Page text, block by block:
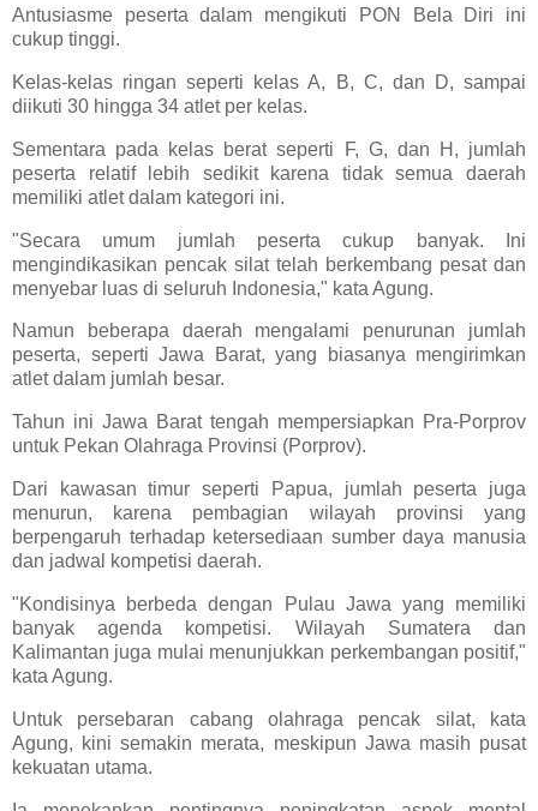
Antusiasme peserta dalam mengikuti PON Bela Diri ini
cukup tinggi.
Kelas-kelas ringan seperti kelas A, B, C, dan D, sampai
diikuti 30 hingga 34 atlet per kelas.
Sementara pada kelas berat seperti F, G, dan H, jumlah
peserta relatif lebih sedikit karena tidak semua daerah
memiliki atlet dalam kategori ini.
"Secara umum jumlah peserta cukup banyak. Ini
mengindikasikan pencak silat telah berkembang pesat dan
menyebar luas di seluruh Indonesia," kata Agung.
Namun beberapa daerah mengalami penurunan jumlah
peserta, seperti Jawa Barat, yang biasanya mengirimkan
atlet dalam jumlah besar.
Tahun ini Jawa Barat tengah mempersiapkan Pra-Porprov
untuk Pekan Olahraga Provinsi (Porprov).
Dari kawasan timur seperti Papua, jumlah peserta juga
menurun, karena pembagian wilayah provinsi yang
berpengaruh terhadap ketersediaan sumber daya manusia
dan jadwal kompetisi daerah.
"Kondisinya berbeda dengan Pulau Jawa yang memiliki
banyak agenda kompetisi. Wilayah Sumatera dan
Kalimantan juga mulai menunjukkan perkembangan positif,"
kata Agung.
Untuk persebaran cabang olahraga pencak silat, kata
Agung, kini semakin merata, meskipun Jawa masih pusat
kekuatan utama.